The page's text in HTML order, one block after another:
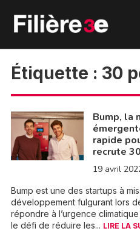
Étiquette : 30
Bump, la
rapide
recrute
19 avril
Bump est une des startups à
développement fulgurant lors
répondre à l’urgence
le défi de réduire les... LIRE LA